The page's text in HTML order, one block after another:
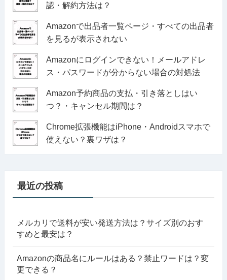
認・解約方法は？
Amazonで出品者一覧ページ・すべての出品者
を見るが表示されない
Amazonにログインできない！メールアドレ
ス・パスワードが分からない場合の対処法
Amazon予約商品の支払・引き落としはい
つ？・キャンセル期間は？
Chrome拡張機能はiPhone・Androidスマホで
使えない？裏ワザは？
最近の投稿
メルカリで送料が安い発送方法は？サイズ別のおす
すめと最安は？
Amazonの商品名にルールはある？禁止ワードは？変
更できる？